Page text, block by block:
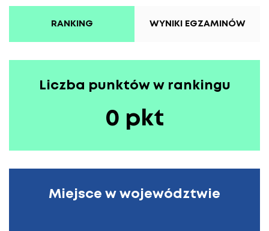
RANKING WYNIKI EGZAMINÓW
Liczba punktów w rankingu
0 pkt
Miejsce w województwie